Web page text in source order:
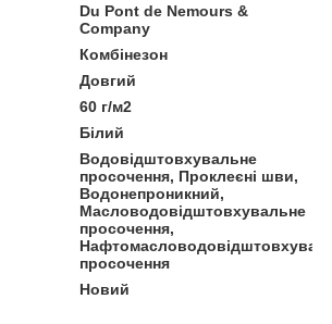
Du Pont de Nemours &
Company
Комбінезон
Довгий
60 г/м2
Білий
Водовідштовхувальне
просочення, Проклеєні шви,
Водонепроникний,
Масловодовідштовхувальне
просочення,
просочення
Новий